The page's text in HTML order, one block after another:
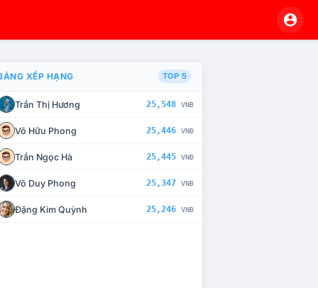
CHẾ TÀI XỬ LÝ VI PHẠM
XẾP HẠNG TOP 5
Trần Thị Hương 25,548 VNĐ
Võ Hữu Phong 25,446 VNĐ
Trần Ngọc Hà 25,445 VNĐ
Võ Duy Phong 25,347 VNĐ
Đặng Kim Quỳnh 25,246 VNĐ